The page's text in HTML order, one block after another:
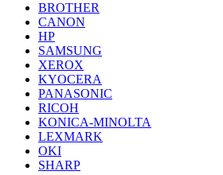
BROTHER
CANON
HP
SAMSUNG
XEROX
KYOCERA
PANASONIC
RICOH
KONICA-MINOLTA
LEXMARK
OKI
SHARP